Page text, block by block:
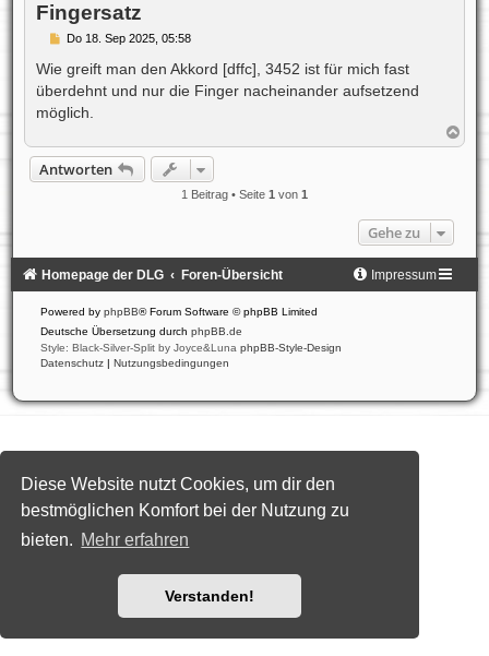
Diese Website nutzt Cookies, um dir den
bestmöglichen Komfort bei der Nutzung zu
bieten. Mehr erfahren
Verstanden!
Fingersatz
B
r
a
g
Do 18. Sep 2025, 05:58
Wie greift man den Akkord [dffc], 3452 ist für mich fast
überdehnt und nur die Finger nacheinander aufsetzend
möglich.
a
Antworten
1 Beitrag • Seite 1 von 1
Gehe zu
Homepage der DLG Foren-Übersicht Impressum
Powered by phpBB® Forum Software © phpBB Limited
Deutsche Übersetzung durch phpBB.de
Style: Black-Silver-Split by Joyce&Luna phpBB-Style-Design
Datenschutz | Nutzungsbedingungen